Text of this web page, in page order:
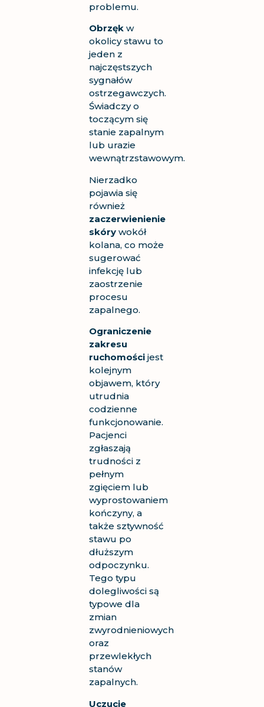
problemu.
Obrzękw
okolicy stawu to
jeden z
najczęstszych
sygnałów
ostrzegawczych.
Świadczy o
toczącym się
stanie zapalnym
lub urazie
wewnątrzstawowym.
Nierzadko
pojawia się
również
zaczerwienienie
skórywokół
kolana, co może
sugerować
infekcję lub
zaostrzenie
procesu
zapalnego.
Ograniczenie
zakresu
ruchomościjest
kolejnym
objawem, który
utrudnia
codzienne
funkcjonowanie.
Pacjenci
zgłaszają
trudności z
pełnym
zgięciem lub
wyprostowaniem
kończyny, a
także sztywność
stawu po
dłuższym
odpoczynku.
Tego typu
dolegliwości są
typowe dla
zmian
zwyrodnieniowych
oraz
przewlekłych
stanów
zapalnych.
Uczucie